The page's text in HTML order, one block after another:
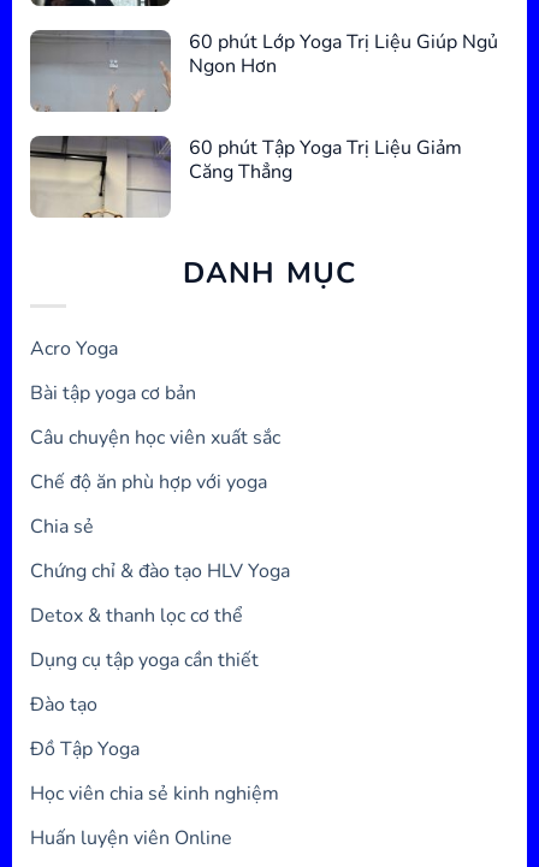
60 phút Lớp Yoga Trị Liệu Giúp Ngủ
Ngon Hơn
60 phút Tập Yoga Trị Liệu Giảm
Căng Thẳng
DANH MỤC
Acro Yoga
Bài tập yoga cơ bản
Câu chuyện học viên xuất sắc
Chế độ ăn phù hợp với yoga
Chia sẻ
Chứng chỉ & đào tạo HLV Yoga
Detox & thanh lọc cơ thể
Dụng cụ tập yoga cần thiết
Đào tạo
Đồ Tập Yoga
Học viên chia sẻ kinh nghiệm
Huấn luyện viên Online